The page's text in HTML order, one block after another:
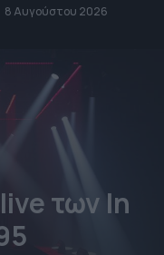
8 Αυγούστου 2026
των In